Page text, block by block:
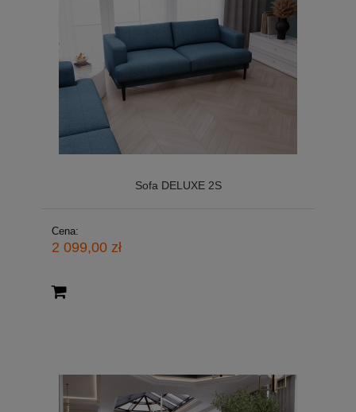
Sofa DELUXE 2S
Cena:
2 099,00 zł